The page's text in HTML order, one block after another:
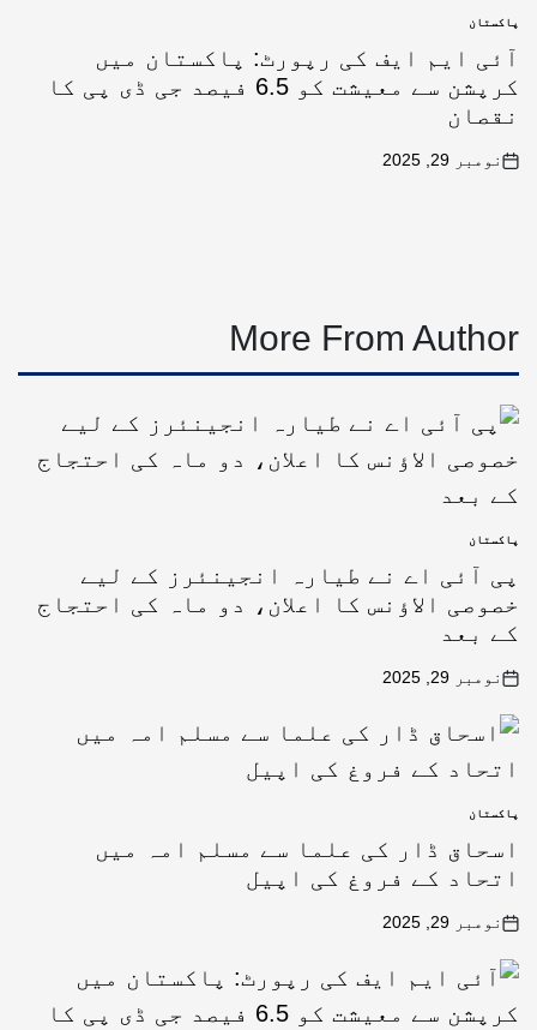
پاکستان
آئی ایم ایف کی رپورٹ: پاکستان میں
کرپشن سے معیشت کو 6.5 فیصد جی ڈی پی کا
نقصان
نومبر 29, 2025
More From Author
پاکستان
پی آئی اے نے طیارہ انجینئرز کے لیے
خصوصی الاؤنس کا اعلان، دو ماہ کی احتجاج
کے بعد
نومبر 29, 2025
پاکستان
اسحاق ڈار کی علما سے مسلم امہ میں
اتحاد کے فروغ کی اپیل
نومبر 29, 2025